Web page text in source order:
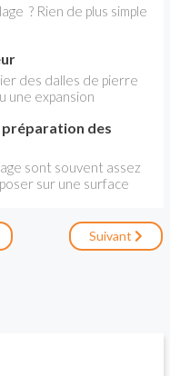
? Rien de plus simple
des dalles de pierre
une expansion
l’Antiquité. Un certain
d'accessoires sont
préparation des
sont souvent assez
sur une surface
Assurez-vous que la
sans problème le
de coller un
ancien.
Suivant